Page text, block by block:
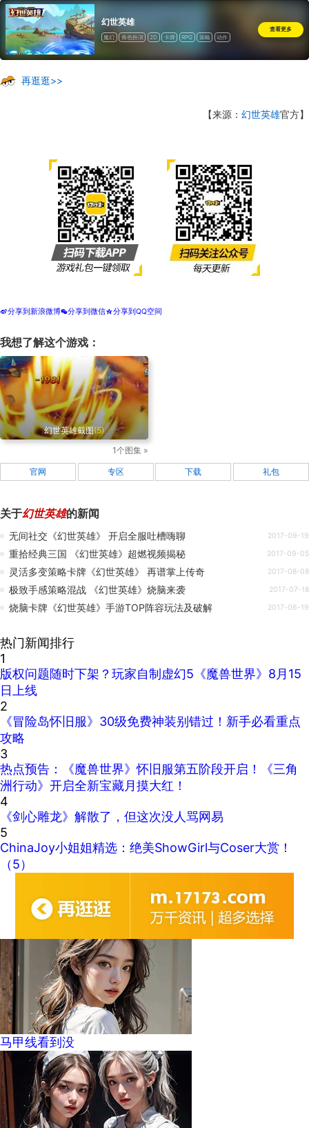
幻世英雄
魔幻 角色扮演 2D 卡牌 RPG 策略
动作
查看更多
再逛逛>>
【来源： 幻世英雄官方】
t分享到新浪微博w分享到微信z分享到QQ空间
我想了解这个游戏：
幻世英雄截图(5)
1个图集 »
官网 专区 下载 礼包
关于幻世英雄的新闻
无间社交《幻世英雄》 开启全服吐槽嗨聊 2017-09-19
重拾经典三国 《幻世英雄》超燃视频揭秘 2017-09-05
灵活多变策略卡牌《幻世英雄》 再谱掌上传奇 2017-08-08
极致手感策略混战 《幻世英雄》烧脑来袭 2017-07-18
烧脑卡牌《幻世英雄》手游TOP阵容玩法及破解 2017-06-19
热门新闻排行
1
版权问题随时下架？玩家自制虚幻5《魔兽世界》8月15
日上线
2
《冒险岛怀旧服》30级免费神装别错过！新手必看重点
攻略
3
热点预告：《魔兽世界》怀旧服第五阶段开启！《三角
洲行动》开启全新宝藏月摸大红！
4
《剑心雕龙》解散了，但这次没人骂网易
5
ChinaJoy小姐姐精选：绝美ShowGirl与Coser大赏！
（5）
马甲线看到没